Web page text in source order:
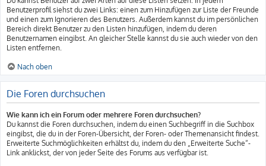
Benutzerprofil siehst du zwei Links: einen zum Hinzufügen zur Liste der Freunde
und einen zum Ignorieren des Benutzers. Außerdem kannst du im persönlichen
Bereich direkt Benutzer zu den Listen hinzufügen, indem du deren
Benutzernamen eingibst. An gleicher Stelle kannst du sie auch wieder von den
Listen entfernen.
Nach oben
Die Foren durchsuchen
Wie kann ich ein Forum oder mehrere Foren durchsuchen?
Du kannst die Foren durchsuchen, indem du einen Suchbegriff in die Suchbox
eingibst, die du in der Foren-Übersicht, der Foren- oder Themenansicht findest.
Erweiterte Suchmöglichkeiten erhältst du, indem du den „Erweiterte Suche“-
Link anklickst, der von jeder Seite des Forums aus verfügbar ist.